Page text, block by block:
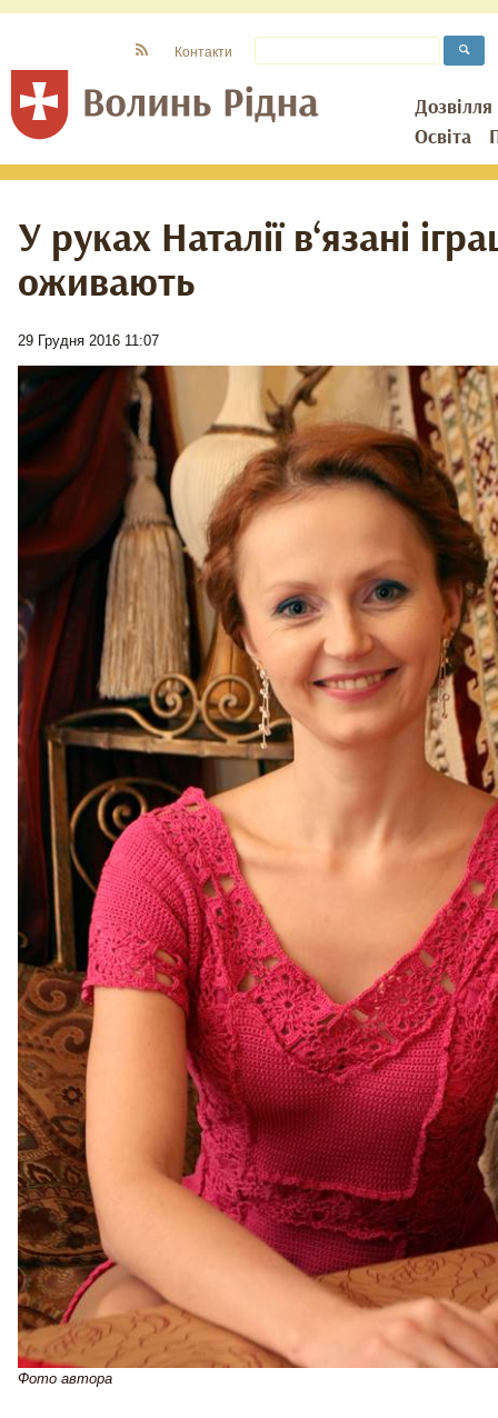
Дозвілля
Освіта
Контакти
У руках Наталії в‘язані
оживають
29 Грудня 2016 11:07
Фото автора